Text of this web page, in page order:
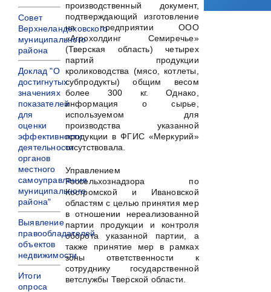
производственный документ,
подтверждающий изготовление
на предприятии ООО
«Агрохолдинг Семиречье»
(Тверская область) четырех
партий продукции
кролиководства (мясо, котлеты,
субпродукты) общим весом
более 300 кг. Однако,
информация о сырье,
используемом для
производства указанной
продукции в ФГИС «Меркурий»
отсутствовала.
Управлением
Россельхознадзора по
Костромской и Ивановской
областям с целью принятия мер
в отношении нереализованной
партии продукции и контроля
оборота указанной партии, а
также принятие мер в рамках
зоны ответственности к
сотруднику государственной
ветслужбы Тверской области.
Совет
Верхнеландеховского
муниципального
района
Доклад "О
достигнутых
значениях
показателей
для
оценки
эффективности
деятельности
органов
местного
самоуправления
муниципального
района"
Выявление
правообладателей
объектов
недвижимости
Итоги
опроса